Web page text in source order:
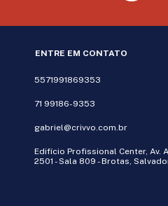
ENTRE EM CONTATO
5571991869353
71 99186-9353
gabriel@crivvo.com.br
Edifício Profissional Center, Av.
2501 - Sala 809 - Brotas,